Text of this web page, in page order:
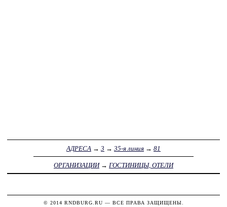
АДРЕСА → 3 → 35-я линия → 81
ОРГАНИЗАЦИИ→ ГОСТИНИЦЫ, ОТЕЛИ
© 2014 RNDBURG.RU — ВСЕ ПРАВА ЗАЩИЩЕНЫ.